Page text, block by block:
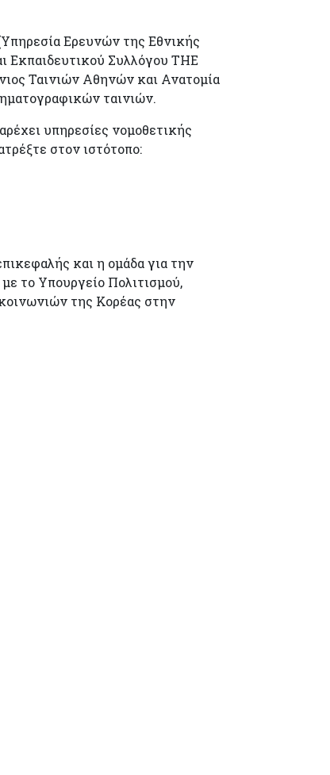
Ερευνών της Εθνικής
Εκπαιδευτικού Συλλόγου THE
Ταινιών Αθηνών και Ανατομία
ταινιών.
υπηρεσίες νομοθετικής
στον ιστότοπο:
και η ομάδα για την
το Υπουργείο Πολιτισμού,
της Κορέας στην